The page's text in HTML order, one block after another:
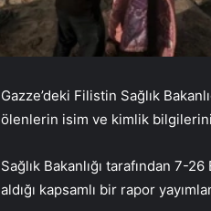
Gazze’deki Filistin Sağlık
ölenlerin isim ve kimlik bilgilerini
Sağlık Bakanlığı tarafından
aldığı kapsamlı bir rapor